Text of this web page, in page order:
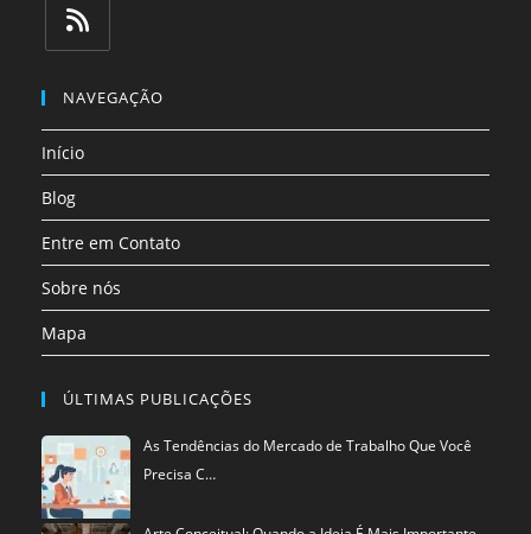
em
uma
aba
aba
em
uma
nova
aba
NAVEGAÇÃO
Início
Blog
Entre em Contato
Sobre nós
Mapa
ÚLTIMAS PUBLICAÇÕES
As Tendências do Mercado de Trabalho Que Você
Precisa C…